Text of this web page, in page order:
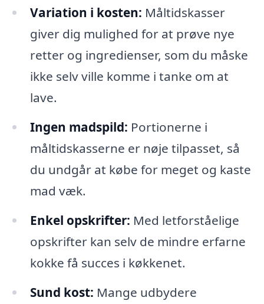
Variation i kosten: Måltidskasser
giver dig mulighed for at prøve nye
retter og ingredienser, som du måske
ikke selv ville komme i tanke om at
lave.
Ingen madspild: Portionerne i
måltidskasserne er nøje tilpasset, så
du undgår at købe for meget og kaste
mad væk.
Enkel opskrifter: Med letforståelige
opskrifter kan selv de mindre erfarne
kokke få succes i køkkenet.
Sund kost: Mange udbydere